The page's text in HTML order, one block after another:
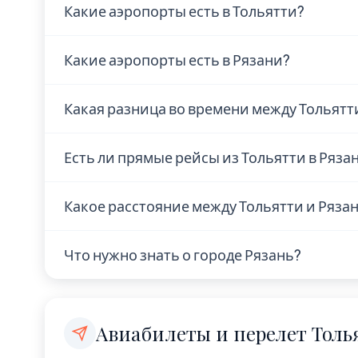
Какие аэропорты есть в Тольятти?
Какие аэропорты есть в Рязани?
Какая разница во времени между
на 1 ч. Разница небольшая, адаптация
Есть ли прямые рейсы из Тольятти в
Рекомендуем проверить актуальное
Какое расстояние между Тольятти и
выходные.
Что нужно знать о городе Рязань?
Авиабилеты и перелет